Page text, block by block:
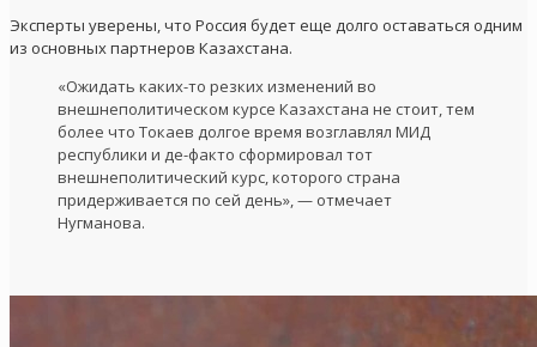
Эксперты уверены, что Россия будет еще долго оставаться одним
из основных партнеров Казахстана.
«Ожидать каких-то резких изменений во
внешнеполитическом курсе Казахстана не стоит, тем
более что Токаев долгое время возглавлял МИД
республики и де-факто сформировал тот
внешнеполитический курс, которого страна
придерживается по сей день», — отмечает
Нугманова.